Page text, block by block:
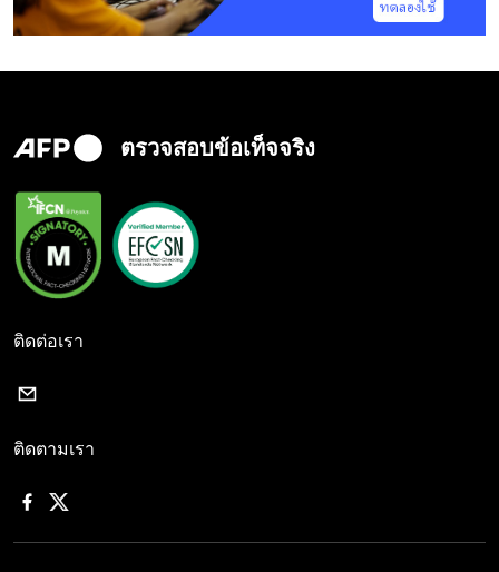
ตรวจสอบข้อเท็จจริง
ติดต่อเรา
ติดตามเรา